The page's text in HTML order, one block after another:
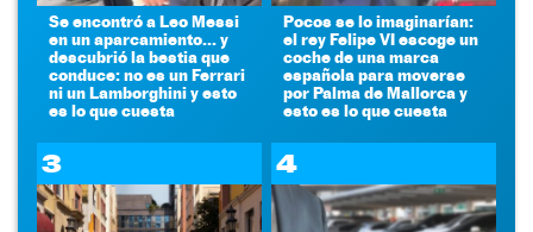
Se encontró a Leo Messi
en un aparcamiento... y
descubrió la bestia que
conduce: no es un Ferrari
ni un Lamborghini y esto
es lo que cuesta
Pocos se lo imaginarían:
el rey Felipe VI escoge un
coche de una marca
española para moverse
por Palma de Mallorca y
esto es lo que cuesta
3 4